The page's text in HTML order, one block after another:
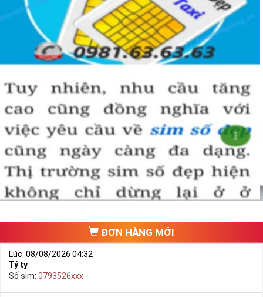
ĐƠN HÀNG MỚI
Lúc: 08/08/2026 04:32
Tý ty
Số sim: 0793526xxx